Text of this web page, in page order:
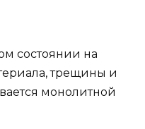
состоянии на
трещины и
монолитной